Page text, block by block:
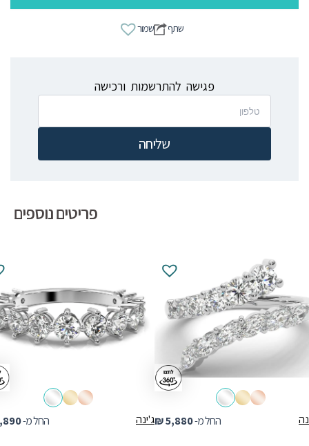
שמור שתף
פגישה להתרשמות ורכישה
שליחה
פריטים נוספים
החל מ- ג'ינה החל מ- ₪5,880